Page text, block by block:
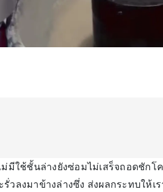
ใช้ชั้นล่างยังซ่อมไม่เสร็จถอดชักโ
วลงมาข้างล่างซึ่ง ส่งผลกระทบให้